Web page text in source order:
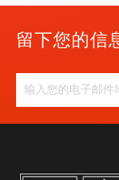
留下您的信